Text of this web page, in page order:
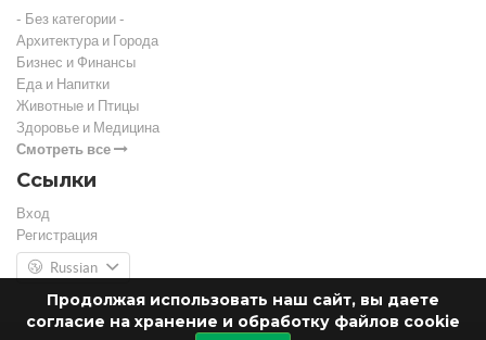
Продолжая использовать наш сайт, вы даете
согласие на хранение и обработку файлов cookie
- Без категории -
Архитектура и Города
Бизнес и Финансы
Еда и Напитки
Животные и Птицы
Здоровье и Медицина
Смотреть все
Ссылки
Вход
Регистрация
Russian